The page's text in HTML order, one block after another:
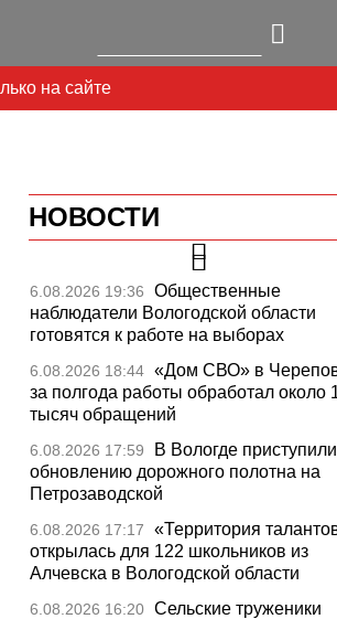
на сайте
НОВОСТИ
6.08.2026 19:36
Общественные
наблюдатели Вологодской области
готовятся к работе на выборах
6.08.2026 18:44 «Дом СВО» в
за полгода работы обработал около
тысяч обращений
6.08.2026 17:59
В Вологде
обновлению дорожного полотна на
Петрозаводской
6.08.2026 17:17
«Территория
открылась для 122 школьников из
Алчевска в Вологодской области
6.08.2026 16:20 Сельские труженики